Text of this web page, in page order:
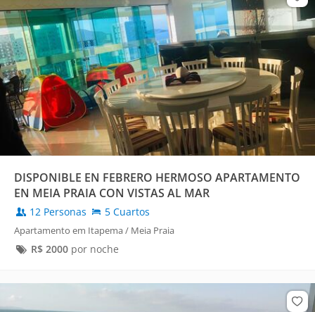
DISPONIBLE EN FEBRERO HERMOSO APARTAMENTO
EN MEIA PRAIA CON VISTAS AL MAR
12 Personas 5 Cuartos
Apartamento em Itapema / Meia Praia
R$ 2000por noche